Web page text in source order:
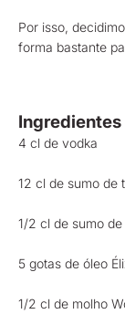
Por isso,
forma bastante
Ingredientes
4 cl de vodka
12 cl de sumo de
1/2 cl de sumo de
5 gotas de óleo
1/2 cl de molho